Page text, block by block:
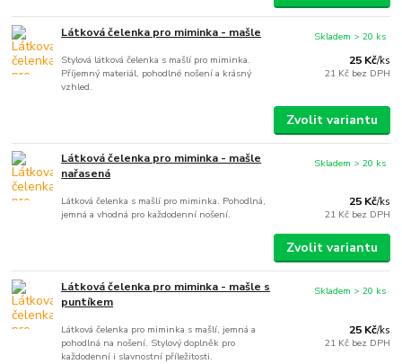
Látková čelenka pro miminka - mašle
Stylová látková čelenka s mašlí pro miminka.
Příjemný materiál, pohodlné nošení a krásný
vzhled.
25 Kč/ks
21 Kč bez DPH
Skladem > 20 ks
Zvolit variantu
Látková čelenka pro miminka - mašle
nařasená
Látková čelenka s mašlí pro miminka. Pohodlná,
jemná a vhodná pro každodenní nošení.
25 Kč/ks
21 Kč bez DPH
Skladem > 20 ks
Zvolit variantu
Látková čelenka pro miminka - mašle s
puntíkem
Látková čelenka pro miminka s mašlí, jemná a
pohodlná na nošení. Stylový doplněk pro
každodenní i slavnostní příležitosti.
25 Kč/ks
21 Kč bez DPH
Skladem > 20 ks